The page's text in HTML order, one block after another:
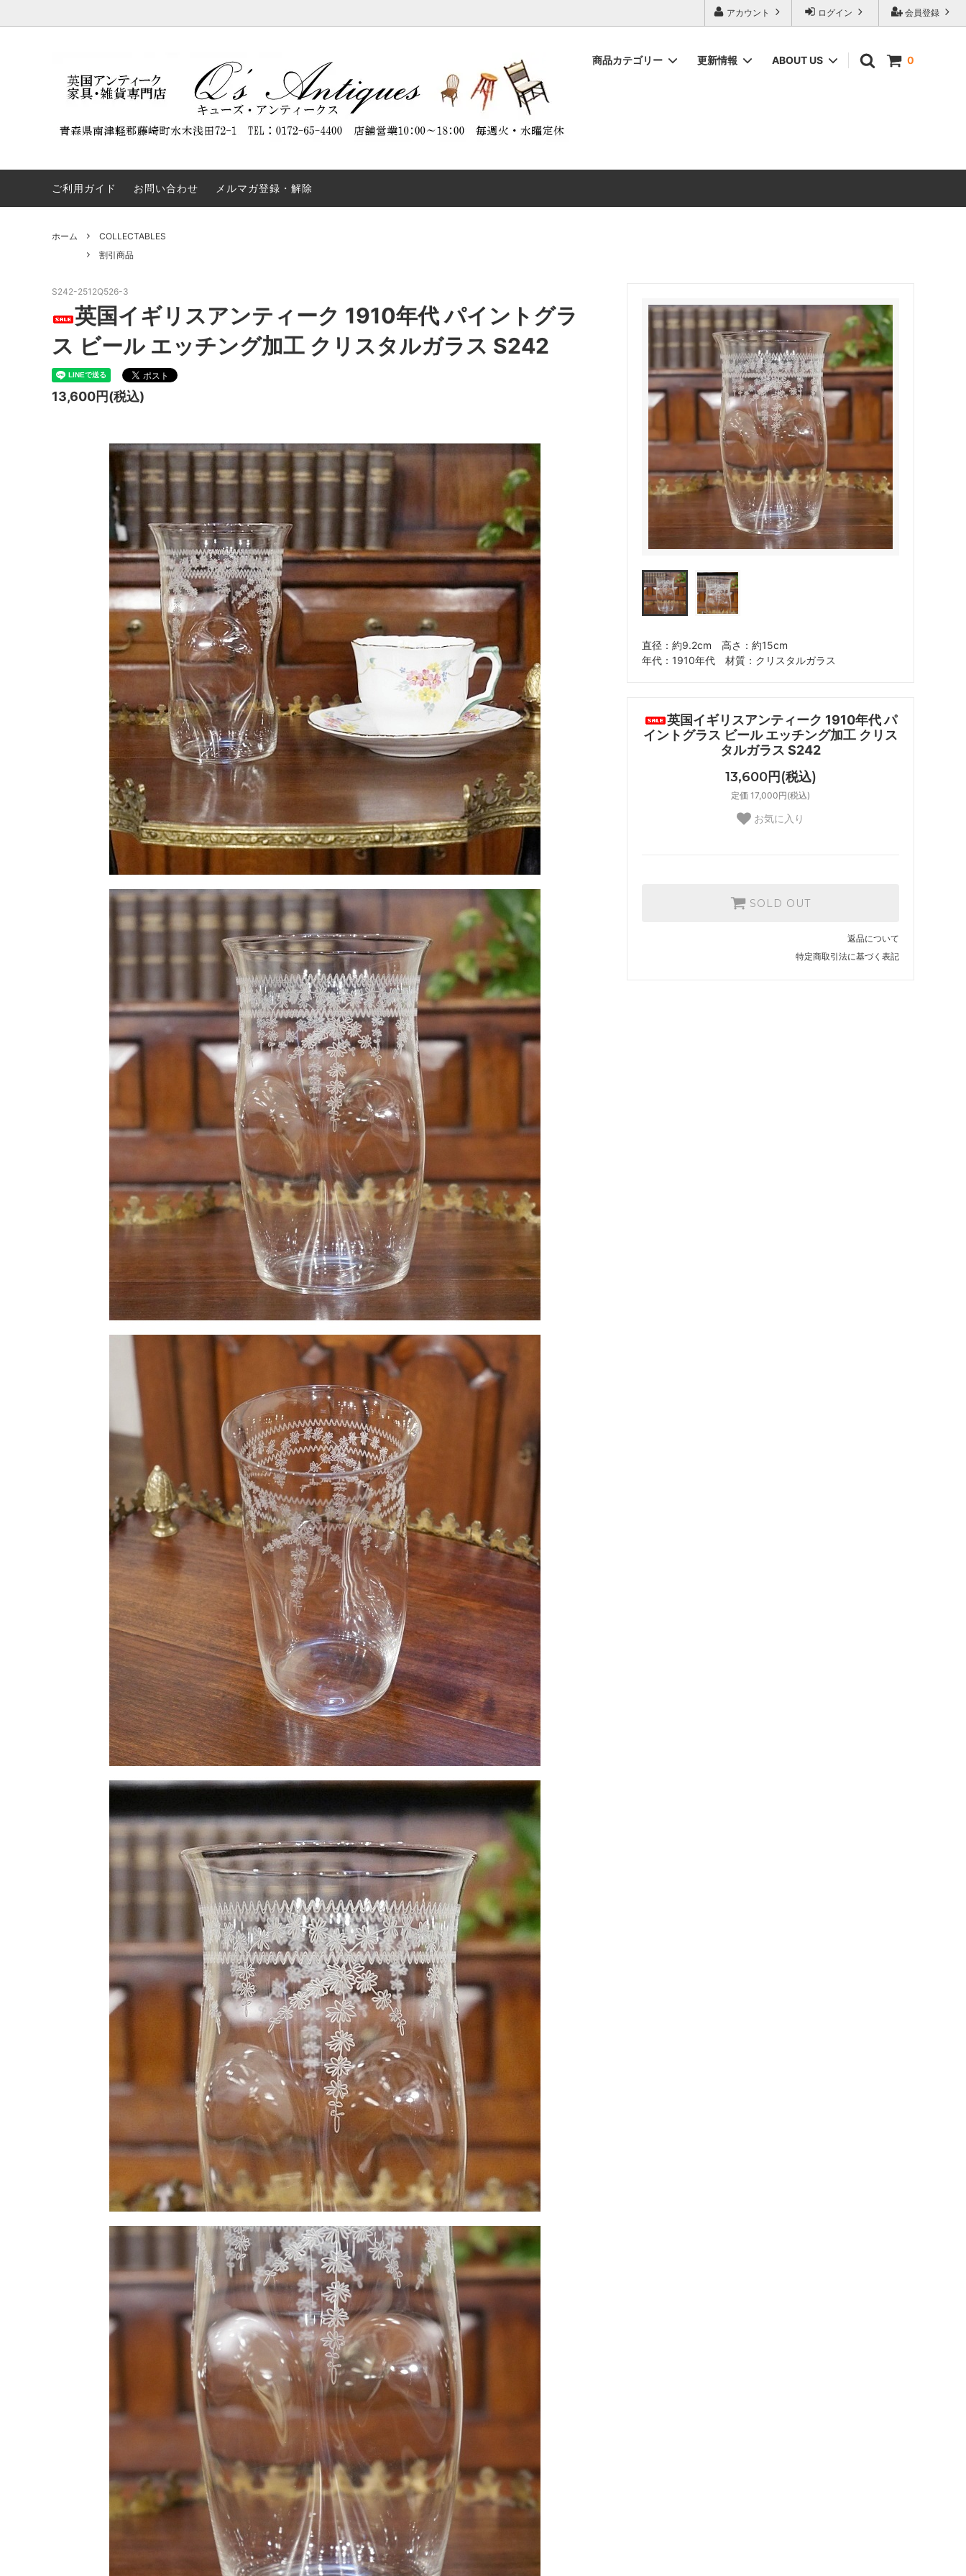
会員登録
ログイン
アカウント
0
商品カテゴリー
BOOKCASE DESK
SIDEBOARD TABLE CHAIR
OTHERS COLLECTABLES OTHER FURNITURE
更新情報
割引商品 特別割引商品
ABOUT US
Q'S ANTIQUES（キューズ・アンティー
クス）について
RESTORATION（商品のメンテナンスに
ついて）
ABOUT ANTIQUES（アンティーク家具
について）
ください。
ご利用ガイド
お問い合わせ メルマガ登録・解除
ホーム
COLLECTABLES
割引商品
直径：約9.2cm 高さ：約15cm
年代：1910年代 材質：クリスタルガラス
英国イギリスアンティーク 1910年代 パ
イントグラス ビール エッチング加工 クリス
タルガラス S242
13,600円(税込)
定価 17,000円(税込)
お気に入り
SOLD OUT
返品について
特定商取引法に基づく表記
S242-2512Q526-3
英国イギリスアンティーク 1910年代 パイントグラ
ス ビール エッチング加工 クリスタルガラス S242
13,600円(税込)